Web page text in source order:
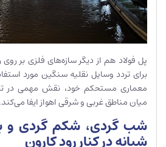
پل فولاد هم از دیگر سازه‌های فلزی بر
برای تردد وسایل نقلیه سنگین مورد
معماری مستحکم خود، نقش مهمی در
میان مناطق غربی و شرقی اهواز ایفا می‌کند.
شب گردی، شکم گردی و
شبانه در کنار رود کارون